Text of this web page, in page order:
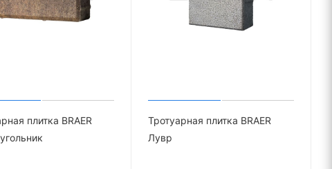
плитка BRAER
Тротуарная плитка BRAER
Лувр